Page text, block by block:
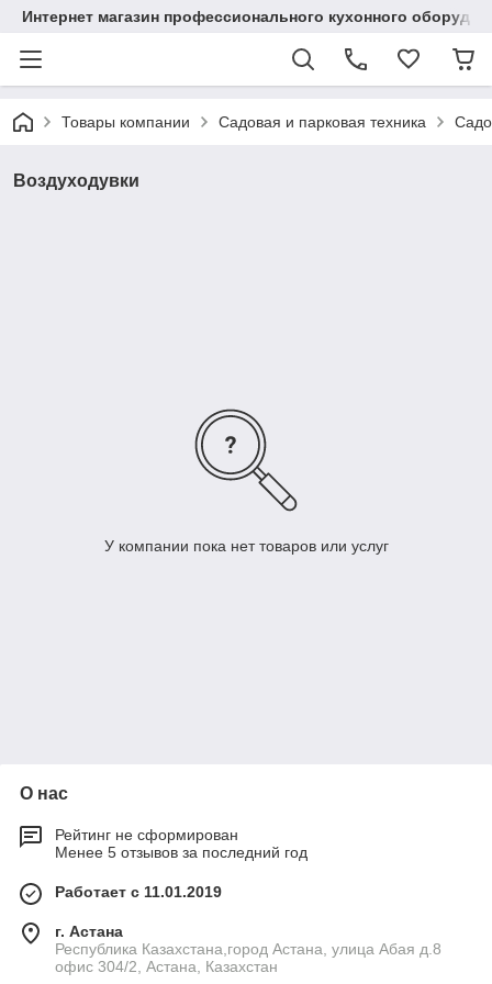
Интернет магазин профессионального кухонного
Товары компании Садовая и парковая техника
Воздуходувки
У компании пока нет товаров или услуг
О нас
Рейтинг не сформирован
Менее 5 отзывов за последний год
Работает с 11.01.2019
г. Астана
Республика Казахстана,город Астана, улица Абая д.8
офис 304/2, Астана, Казахстан